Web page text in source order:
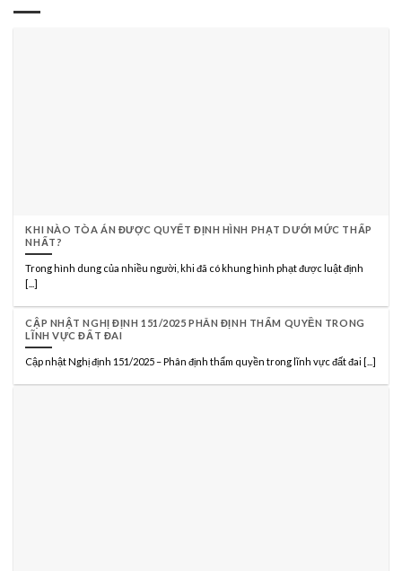
KHI NÀO TÒA ÁN ĐƯỢC QUYẾT ĐỊNH HÌNH PHẠT DƯỚI MỨC THẤP
NHẤT?
Trong hình dung của nhiều người, khi đã có khung hình phạt được luật định
[...]
CẬP NHẬT NGHỊ ĐỊNH 151/2025 PHÂN ĐỊNH THẨM QUYỀN TRONG
LĨNH VỰC ĐẤT ĐAI
Cập nhật Nghị định 151/2025 – Phân định thẩm quyền trong lĩnh vực đất đai [...]